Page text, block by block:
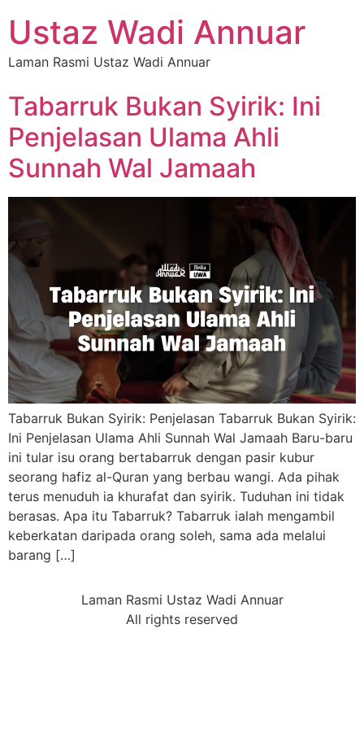
Ustaz Wadi Annuar
Laman Rasmi Ustaz Wadi Annuar
Tabarruk Bukan Syirik: Ini
Penjelasan Ulama Ahli
Sunnah Wal Jamaah
Tabarruk Bukan Syirik: Penjelasan Tabarruk Bukan Syirik:
Ini Penjelasan Ulama Ahli Sunnah Wal Jamaah Baru-baru
ini tular isu orang bertabarruk dengan pasir kubur
seorang hafiz al-Quran yang berbau wangi. Ada pihak
terus menuduh ia khurafat dan syirik. Tuduhan ini tidak
berasas. Apa itu Tabarruk? Tabarruk ialah mengambil
keberkatan daripada orang soleh, sama ada melalui
barang […]
Laman Rasmi Ustaz Wadi Annuar
All rights reserved